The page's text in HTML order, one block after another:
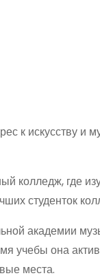
к искусству и
колледж, где
студенток
академии
учебы она
места.